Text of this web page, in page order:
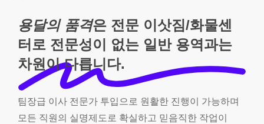
용달의 품격은 전문 이삿짐/화물센
터로 전문성이 없는 일반 용역과는
차원이 다릅니다.
팀장급 이사 전문가 투입으로 원활한 진행이
가능하며
모든 직원의 실명제도로 확실하고 믿음직한 작업이